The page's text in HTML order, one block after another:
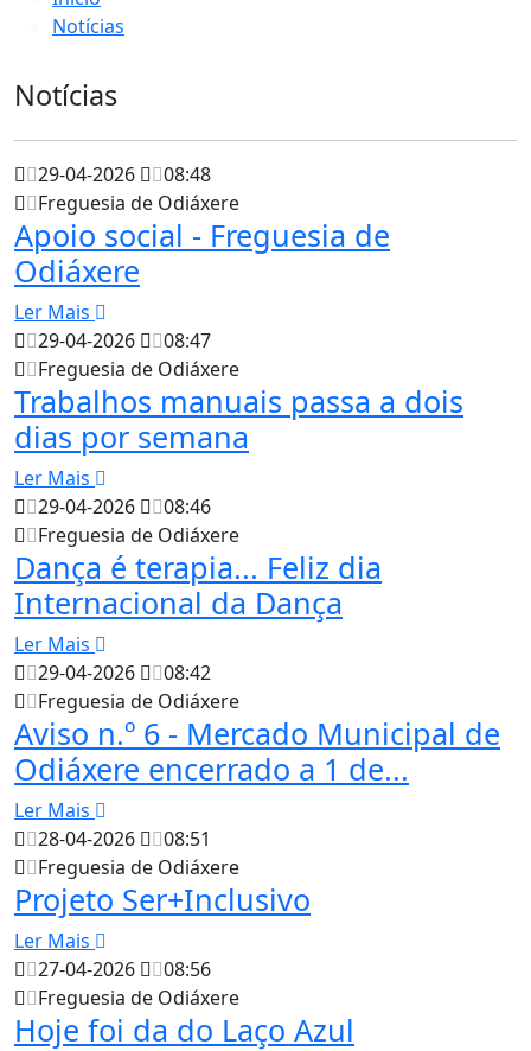
Notícias
Notícias
29-04-2026
08:48
Freguesia de Odiáxere
Apoio social - Freguesia de
Odiáxere
Ler Mais
29-04-2026
08:47
Freguesia de Odiáxere
Trabalhos manuais passa a dois
dias por semana
Ler Mais
29-04-2026
08:46
Freguesia de Odiáxere
Dança é terapia... Feliz dia
Internacional da Dança
Ler Mais
29-04-2026
08:42
Freguesia de Odiáxere
Aviso n.º 6 - Mercado Municipal de
Odiáxere encerrado a 1 de...
Ler Mais
28-04-2026
08:51
Freguesia de Odiáxere
Projeto Ser+Inclusivo
Ler Mais
27-04-2026
08:56
Freguesia de Odiáxere
Hoje foi da do Laço Azul